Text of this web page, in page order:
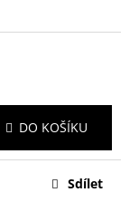
DO KOŠÍKU
Sdílet